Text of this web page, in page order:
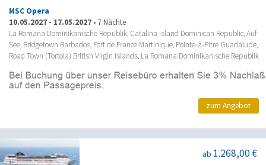
MSC Opera
10.05.2027 - 17.05.2027 • 7 Nächte
La Romana Dominikanische Republik, Catalina Island Dominican Republic, Auf
See, Bridgetown Barbados, Fort de France Martinique, Pointe-à-Pitre Guadalupe,
Road Town (Tortola) British Virgin Islands, La Romana Dominikanische Republik
zum Angebot
ab 1.268,00 €